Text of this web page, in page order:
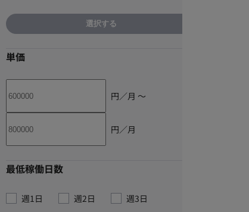
選択する
単価
円／月 〜
円／月
最低稼働日数
週1日 週2日
週3日